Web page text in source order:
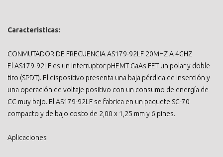
Caracteristicas:
CONMUTADOR DE FRECUENCIA AS179-92LF 20MHZ A 4GHZ
El AS179-92LF es un interruptor pHEMT GaAs FET unipolar y doble
tiro (SPDT). El dispositivo presenta una baja pérdida de inserción y
una operación de voltaje positivo con un consumo de energía de
CC muy bajo. El AS179-92LF se fabrica en un paquete SC-70
compacto y de bajo costo de 2,00 x 1,25 mm y 6 pines.
Aplicaciones